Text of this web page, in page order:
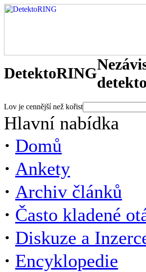
DetektoRING
Lov je cennější než kořist
Hlavní nabídka
· Domů
· Ankety
· Archiv článků
· Často kladené
· Diskuze a
· Encyklopedie